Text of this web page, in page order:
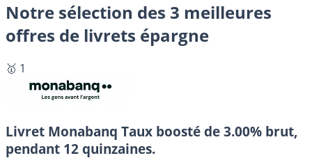
Notre sélection des 3 meilleures
offres de livrets épargne
🥇 1
Livret Monabanq Taux boosté de 3.00% brut,
pendant 12 quinzaines.